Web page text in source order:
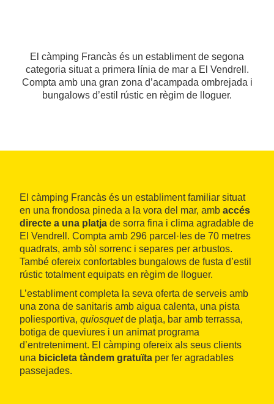
El càmping Francàs és un establiment de segona
categoria situat a primera línia de mar a El Vendrell.
Compta amb una gran zona d’acampada ombrejada i
bungalows d’estil rústic en règim de lloguer.
El càmping Francàs és un establiment familiar situat
en una frondosa pineda a la vora del mar, amb accés
directe a una platja de sorra fina i clima agradable de
El Vendrell. Compta amb 296 parcel·les de 70 metres
quadrats, amb sòl sorrenc i separes per arbustos.
També ofereix confortables bungalows de fusta d’estil
rústic totalment equipats en règim de lloguer.
L’establiment completa la seva oferta de serveis amb
una zona de sanitaris amb aigua calenta, una pista
poliesportiva, quiosquetde platja, bar amb terrassa,
botiga de queviures i un animat programa
d’entreteniment. El càmping ofereix als seus clients
una bicicleta tàndem gratuïta per fer agradables
passejades.